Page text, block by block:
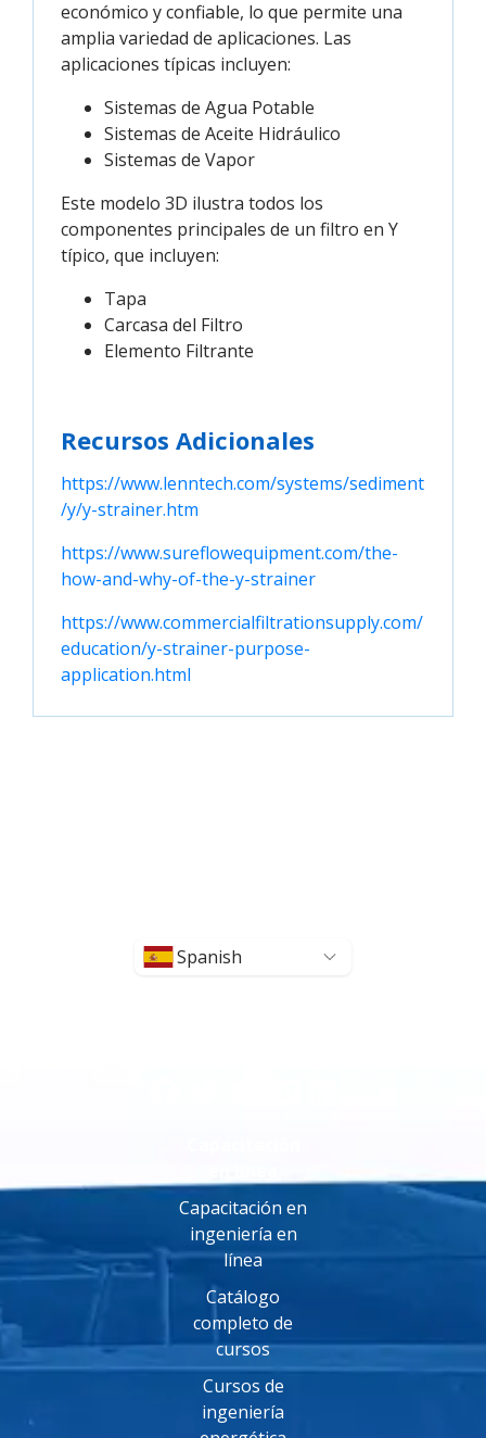
económico y confiable, lo que permite una
amplia variedad de aplicaciones. Las
aplicaciones típicas incluyen:
Sistemas de Agua Potable
Sistemas de Aceite Hidráulico
Sistemas de Vapor
Este modelo 3D ilustra todos los
componentes principales de un filtro en Y
típico, que incluyen:
Tapa
Carcasa del Filtro
Elemento Filtrante
Recursos Adicionales
https://www.lenntech.com/systems/sediment
/y/y-strainer.htm
https://www.sureflowequipment.com/the-
how-and-why-of-the-y-strainer
https://www.commercialfiltrationsupply.com/
education/y-strainer-purpose-
application.html
Spanish
Capacitación en
ingeniería en
línea
Catálogo
completo de
cursos
Cursos de
ingeniería